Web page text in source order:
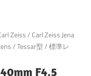
Zeiss/ Carl Zeiss Jena
/Tessar型/標準レ
F4.5